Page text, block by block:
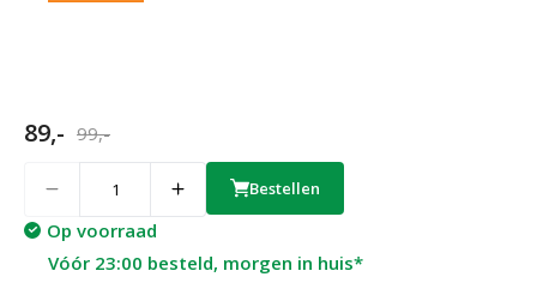
89,- 99,-
Bestellen
Op voorraad
Vóór 23:00 besteld, morgen in huis*